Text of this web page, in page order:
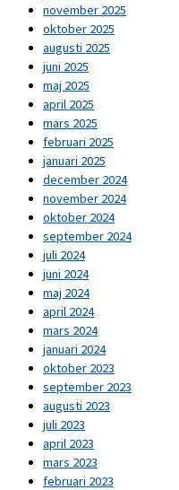
november 2025
oktober 2025
augusti 2025
juni 2025
maj 2025
april 2025
mars 2025
februari 2025
januari 2025
december 2024
november 2024
oktober 2024
september 2024
juli 2024
juni 2024
maj 2024
april 2024
mars 2024
januari 2024
oktober 2023
september 2023
augusti 2023
juli 2023
april 2023
mars 2023
februari 2023